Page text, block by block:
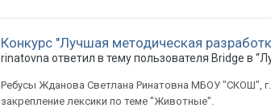
Конкурс "Лучшая методическая
rinatovna ответил в тему пользователя Bridge в
Ребусы Жданова Светлана Ринатовна МБОУ "СКОШ",
закрепление лексики по теме "Животные".